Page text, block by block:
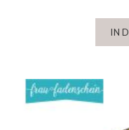
IN